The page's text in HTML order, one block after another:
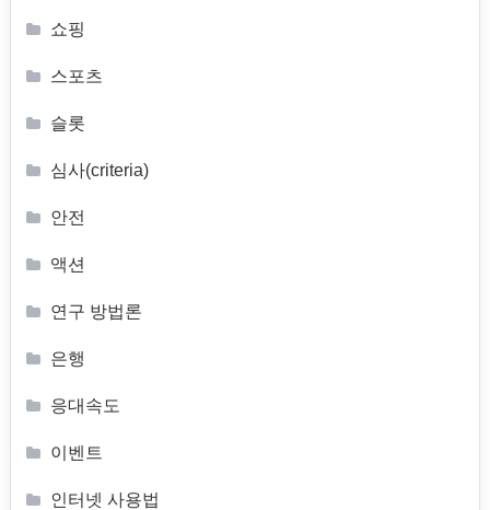
쇼핑
스포츠
슬롯
심사(criteria)
안전
액션
연구 방법론
은행
응대속도
이벤트
인터넷 사용법